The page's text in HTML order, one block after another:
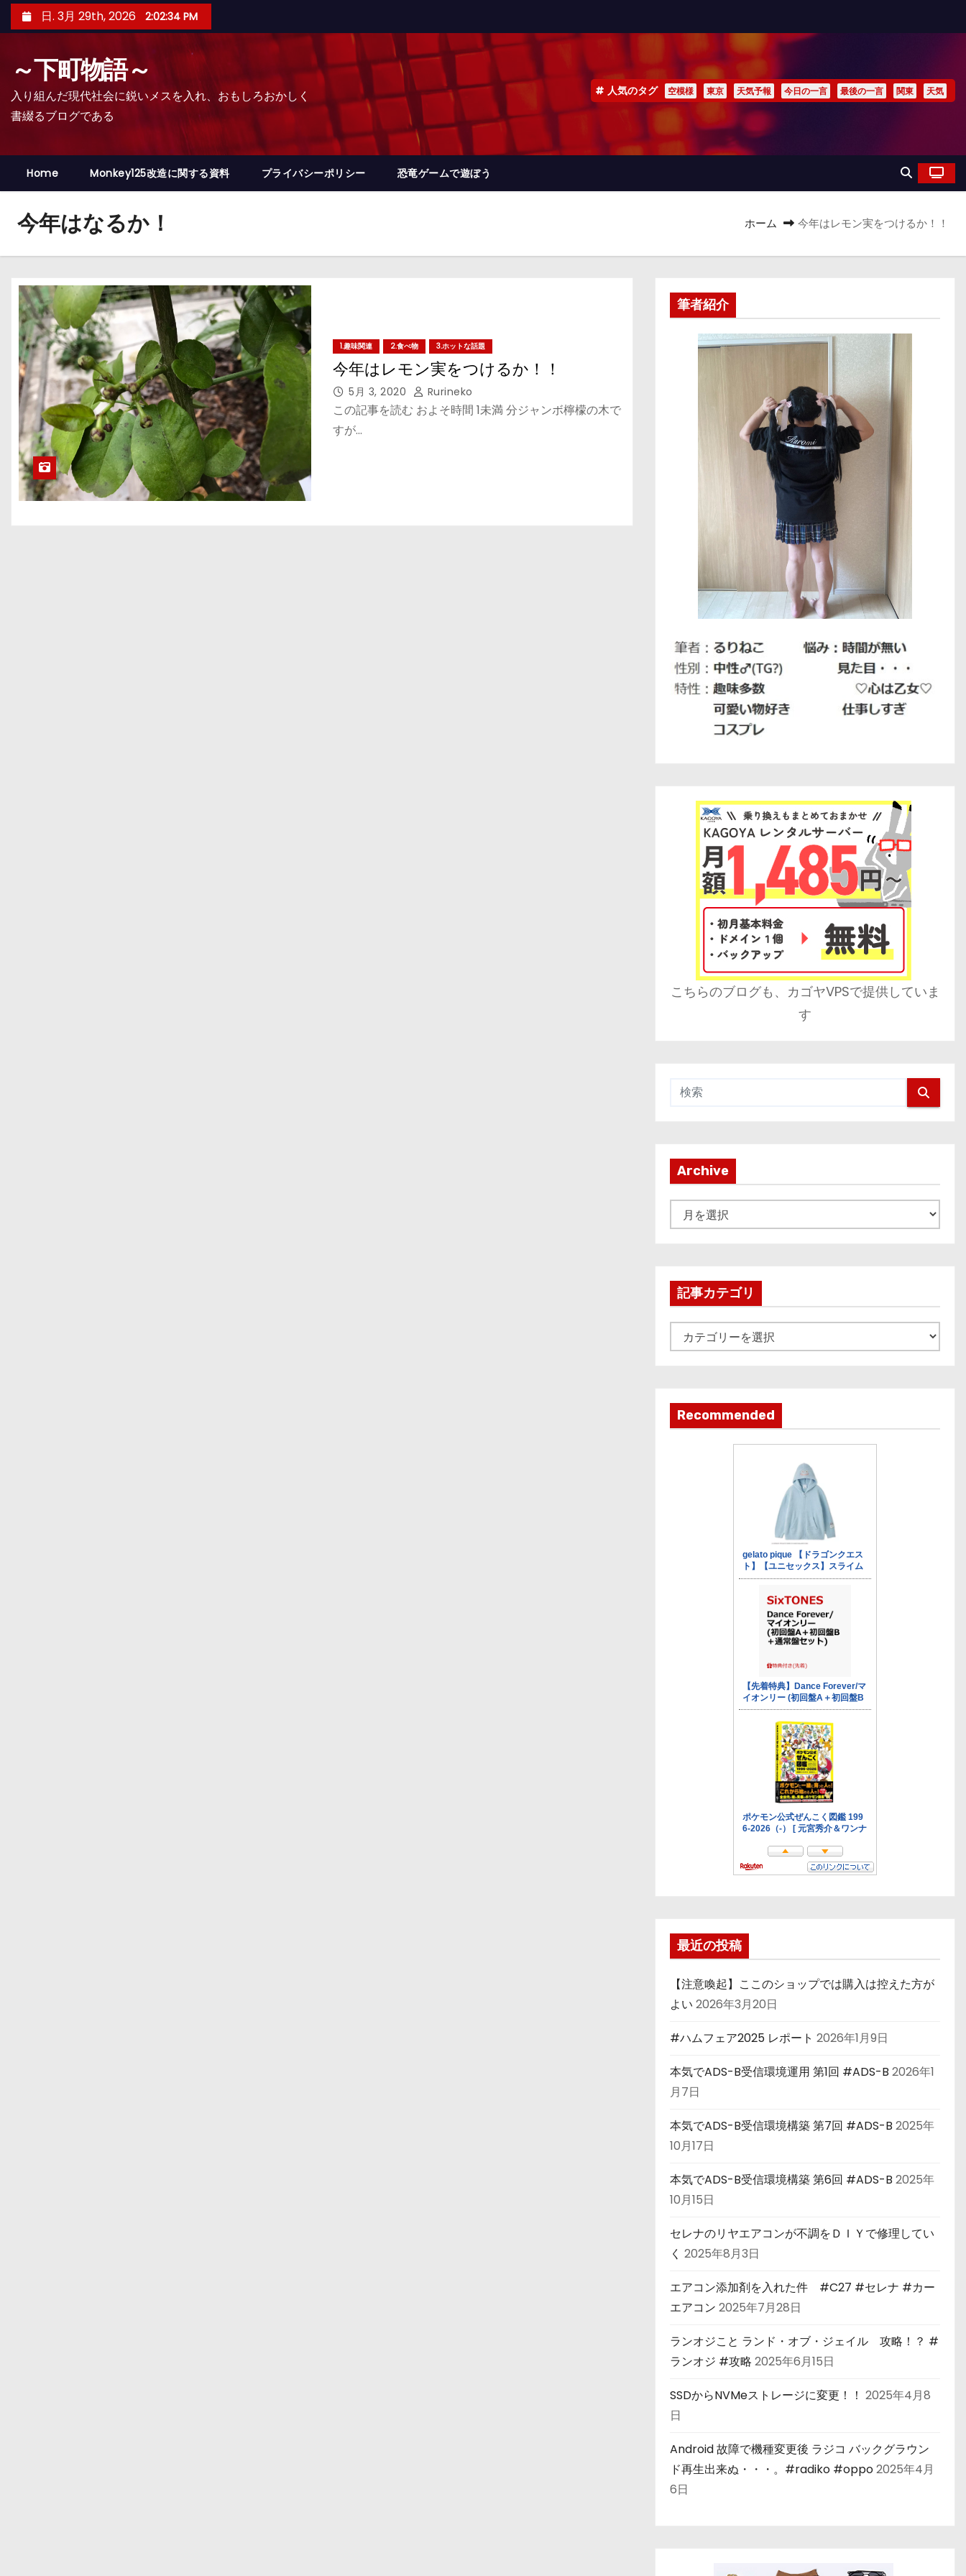
ン
プ
日. 3月 29th, 2026 2:02:35 PM
～下町物語～
入り組んだ現代社会に鋭いメスを入れ、おもしろおかしく
書綴るブログである
人気のタグ 空模様 東京 天気予報 今日の一言 最後の一言 関東 天気
Home Monkey125改造に関する資料 プライバシーポリシー 恐竜ゲームで遊ぼう
今年はなるか！ ホーム 今年はレモン実をつけるか！！
1.趣味関連 2.食べ物 3.ホットな話題
今年はレモン実をつけるか！！
5月 3, 2020 Rurineko
この記事を読む およそ時間 1未満 分ジャンボ檸檬の木で
すが…
筆者紹介
こちらのブログも、カゴヤVPSで提供していま
す
Archive
r
v
記事カテゴリ
事
ゴ
リ
Recommended
最近の投稿
【注意喚起】ここのショップでは購入は控えた方が
よい 2026年3月20日
#ハムフェア2025 レポート 2026年1月9日
本気でADS-B受信環境運用 第1回 #ADS-B 2026年1
月7日
本気でADS-B受信環境構築 第7回 #ADS-B 2025年
10月17日
本気でADS-B受信環境構築 第6回 #ADS-B 2025年
10月15日
セレナのリヤエアコンが不調をＤＩＹで修理してい
く 2025年8月3日
エアコン添加剤を入れた件 #C27 #セレナ #カー
エアコン 2025年7月28日
ランオジこと ランド・オブ・ジェイル 攻略！？ #
ランオジ #攻略 2025年6月15日
SSDからNVMeストレージに変更！！ 2025年4月8
日
Android 故障で機種変更後 ラジコ バックグラウン
ド再生出来ぬ・・・。#radiko #oppo2025年4月
6日